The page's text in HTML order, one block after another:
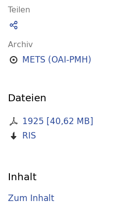
Teilen
Archiv
METS (OAI-PMH)
Dateien
1925 [40,62 MB]
RIS
Inhalt
Zum Inhalt